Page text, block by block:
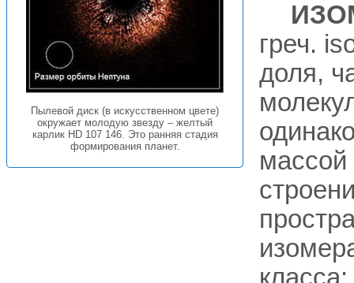
Пылевой диск (в искусственном цвете)
окружает молодую звезду – желтый
карлик HD 107 146. Это ранняя стадия
формирования планет.
греч.
доля,